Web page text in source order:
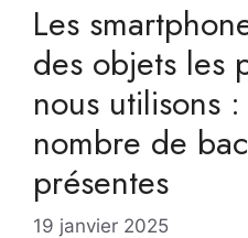
Les
des objets les
nous utilisons
nombre de
présentes
19 janvier 2025